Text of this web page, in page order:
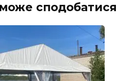
сподобатися